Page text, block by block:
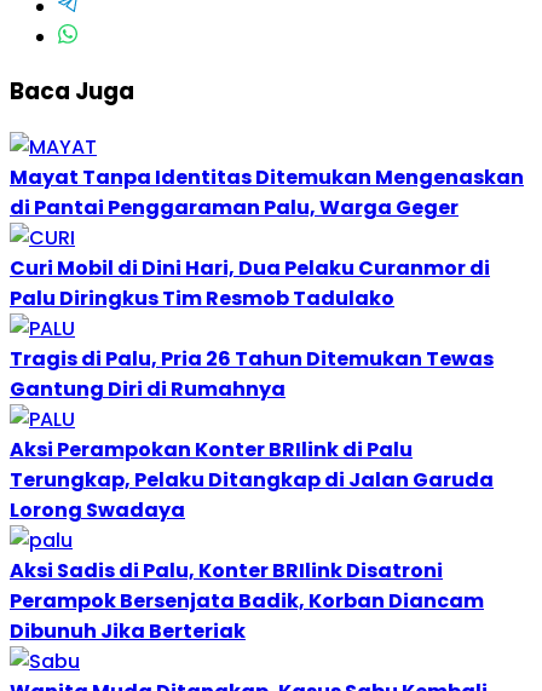
Baca Juga
Mayat Tanpa Identitas Ditemukan Mengenaskan
di Pantai Penggaraman Palu, Warga Geger
Curi Mobil di Dini Hari, Dua Pelaku Curanmor di
Palu Diringkus Tim Resmob Tadulako
Tragis di Palu, Pria 26 Tahun Ditemukan Tewas
Gantung Diri di Rumahnya
Aksi Perampokan Konter BRIlink di Palu
Terungkap, Pelaku Ditangkap di Jalan Garuda
Lorong Swadaya
Aksi Sadis di Palu, Konter BRIlink Disatroni
Perampok Bersenjata Badik, Korban Diancam
Dibunuh Jika Berteriak